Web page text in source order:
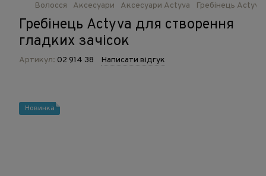
Волосся Аксесуари Аксесуари Actyva Гребінець
Гребінець Actyva для створення
гладких зачісок
Артикул: 02 914 38 Написати відгук
Новинка